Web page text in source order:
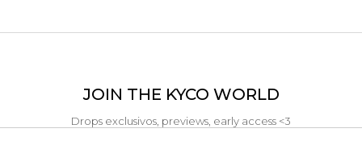
JOIN THE KYCO WORLD
Drops exclusivos, previews, early access <3